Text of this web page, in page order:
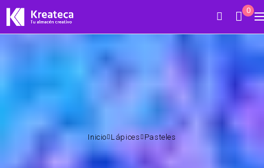
0
Inicio Lápices Pasteles